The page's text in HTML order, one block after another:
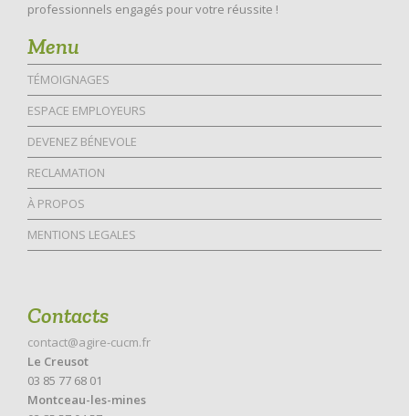
professionnels engagés pour votre réussite !
Menu
TÉMOIGNAGES
ESPACE EMPLOYEURS
DEVENEZ BÉNEVOLE
RECLAMATION
À PROPOS
MENTIONS LEGALES
Contacts
contact@agire-cucm.fr
Le Creusot
03 85 77 68 01
Montceau-les-mines